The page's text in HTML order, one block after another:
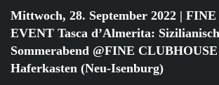
Mittwoch, 28. September 2022 |
EVENT Tasca d’Almerita:
Sommerabend @FINE
Haferkasten (Neu-Isenburg)